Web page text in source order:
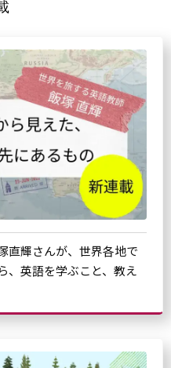
直輝さんが、世界各地で
、英語を学ぶこと、教え